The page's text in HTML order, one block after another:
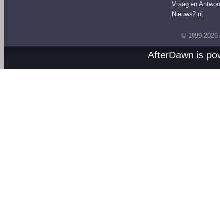
Vraag en
Nieuws2.nl
© 1999-2026
AfterDawn is